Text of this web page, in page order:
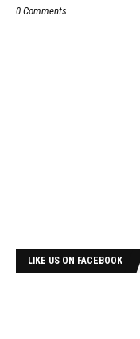
0 Comments
LIKE US ON FACEBOOK